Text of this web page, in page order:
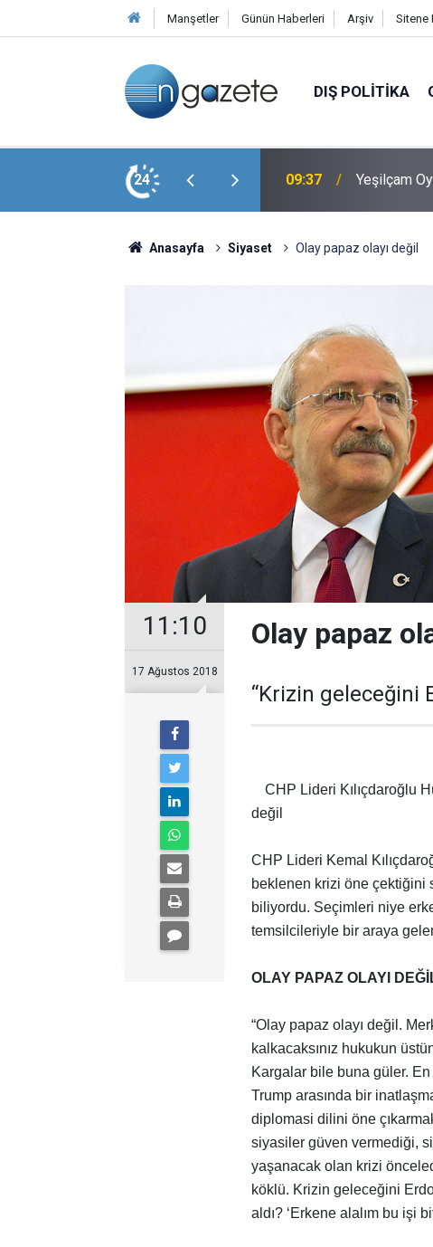
Manşetler Günün Haberleri Arşiv Sitene
DIŞ POLITIKA
24 09:37 Yeşilçam
Anasayfa Siyaset Olay papaz olayı değil
11:10
17 Ağustos 2018
Olay papaz
“Krizin geleceğini
CHP Lideri Kılıçdaroğlu
değil
CHP Lideri Kemal
beklenen krizi öne çektiğini
biliyordu. Seçimleri niye
temsilcileriyle bir araya
OLAY PAPAZ OLAYI
“Olay papaz olayı değil.
kalkacaksınız hukukun
Kargalar bile buna güler.
Trump arasında bir
diplomasi dilini öne
siyasiler güven vermediği,
yaşanacak olan krizi
köklü. Krizin geleceğini
aldı? ‘Erkene alalım bu işi